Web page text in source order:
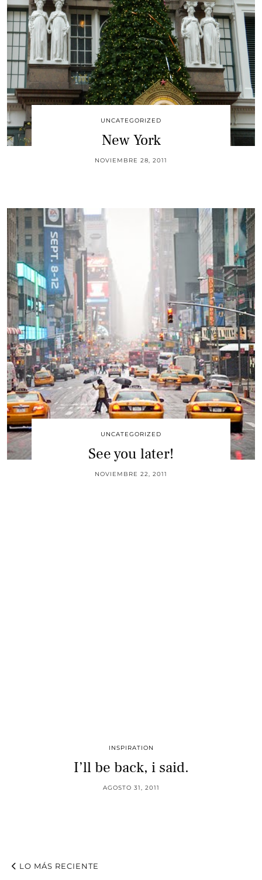
UNCATEGORIZED
New York
NOVIEMBRE 28, 2011
UNCATEGORIZED
See you later!
NOVIEMBRE 22, 2011
INSPIRATION
I’ll be back, i said.
AGOSTO 31, 2011
LO MÁS RECIENTE